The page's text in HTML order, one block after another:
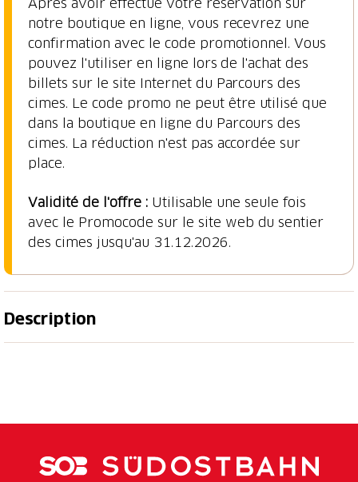
notre boutique en ligne, vous recevrez une
confirmation avec le code promotionnel. Vous
pouvez l'utiliser en ligne lors de l'achat des
billets sur le site Internet du Parcours des
cimes. Le code promo ne peut être utilisé que
dans la boutique en ligne du Parcours des
cimes. La réduction n'est pas accordée sur
Validité de l'offre : Utilisable une seule fois
avec le Promocode sur le site web du sentier
Description
Découvrez la diversité de la forêt à travers plus de
pistes de billes permettent de jouer & de s'amuser.